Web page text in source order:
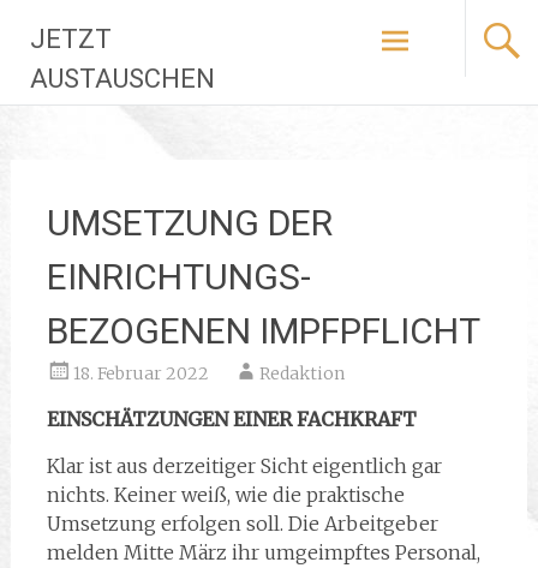
Inhalt
springen
JETZT
AUSTAUSCHEN
UMSETZUNG DER
EINRICHTUNGS­
BEZOGENEN IMPFPFLICHT
18. Februar 2022 Redaktion
EINSCHÄTZUNGEN EINER FACHKRAFT
Klar ist aus derzeitiger Sicht eigentlich gar
nichts. Keiner weiß, wie die praktische
Umsetzung erfolgen soll. Die Arbeitgeber
melden Mitte März ihr umgeimpftes Personal,